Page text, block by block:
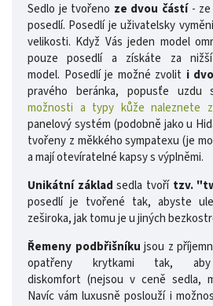
Sedlo je tvořeno ze dvou částí- ze
posedlí. Posedlí je uživatelsky
velikosti. Když Vás jeden model
pouze posedlí a získáte za
model. Posedlí je možné zvolit i
pravého beránka, popusťe uzdu
možnosti a typy kůže naleznete
panelový systém (podobně jako u
tvořeny z měkkého sympatexu (je
a mají otevíratelné kapsy s výplněmi.
Unikátní základ sedla tvořítzv.
posedlí je tvořené tak, abyste
zeširoka, jak tomu je u jiných
Řemeny podbřišníkujsou z
opatřeny krytkami tak,
diskomfort (nejsou v ceně sedla,
Navíc vám luxusně poslouží i